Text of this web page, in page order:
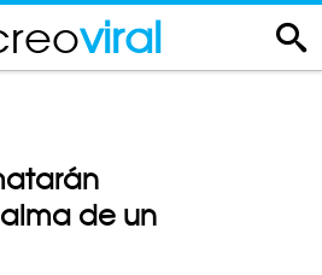
viral
de un